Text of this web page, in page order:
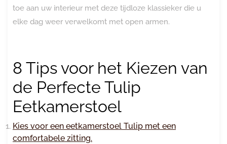
toe aan uw interieur met deze tijdloze klassieker die u
elke dag weer verwelkomt met open armen.
8 Tips voor het Kiezen van
de Perfecte Tulip
Eetkamerstoel
Kies voor een eetkamerstoel Tulip met een
comfortabele zitting.